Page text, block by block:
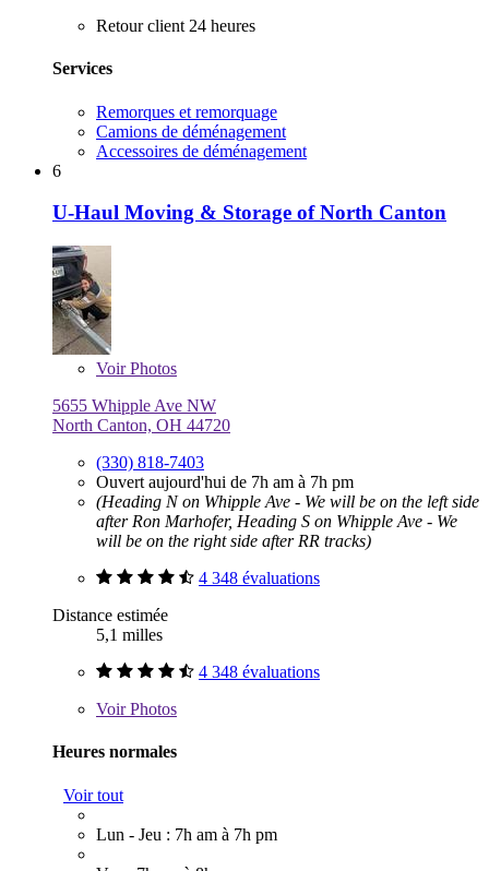
Retour client 24 heures
Services
Remorques et remorquage
Camions de déménagement
Accessoires de déménagement
6
U-Haul Moving & Storage of North Canton
VoirPhotos
5655 Whipple Ave NW
North Canton, OH 44720
(330) 818-7403
Ouvert aujourd'hui de 7h am à 7h pm
(Heading N on Whipple Ave - We will be on the left side
after Ron Marhofer, Heading S on Whipple Ave - We
will be on the right side after RR tracks)
4 348 évaluations
Distance estimée
5,1 milles
4 348 évaluations
VoirPhotos
Heures normales
Voir tout
Lun - Jeu : 7h am à 7h pm